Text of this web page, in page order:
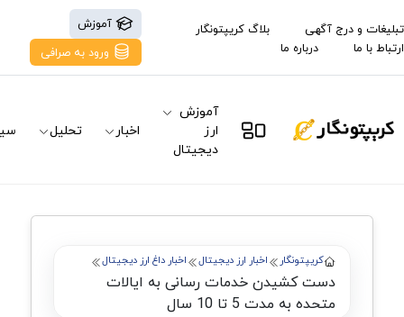
تبلیغات و درج آگهی
بلاگ کریپتونگار
ارتباط با ما
درباره ما
آموزش
ورود به صرافی
آموزش
ارز
دیجیتال
اخبار تحلیل
کریپتونگار اخبار ارز دیجیتال اخبار داغ ارز دیجیتال
دست کشیدن خدمات رسانی به ایالات
متحده به مدت 5 تا 10 سال